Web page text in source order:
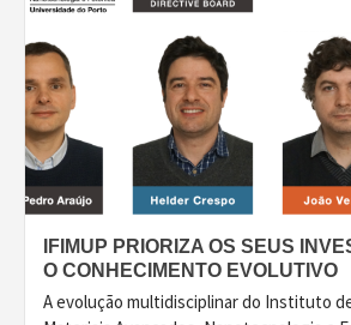
IFIMUP PRIORIZA OS SEUS
O CONHECIMENTO EVOLUTIVO
A evolução multidisciplinar do Instituto